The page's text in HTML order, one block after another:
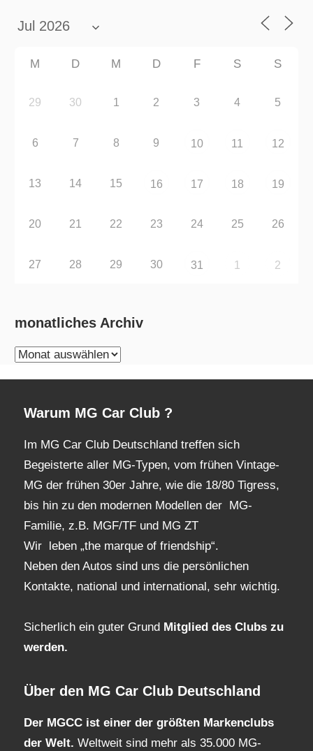
M D M D F S S
29 30 1 2 3 4 5
6 7 8 9 10 11 12
13 14 15 16 17 18 19
20 21 22 23 24 25 26
27 28 29 30 31 1 2
monatliches Archiv
monatliches
Warum MG Car Club ?
Im MG Car Club Deutschland treffen sich
Begeisterte aller MG-Typen, vom frühen Vintage-
MG der frühen 30er Jahre, wie die 18/80 Tigress,
bis hin zu den modernen Modellen der MG-
Familie, z.B. MGF/TF und MG ZT
Wir leben „the marque of friendship“.
Neben den Autos sind uns die persönlichen
Kontakte, national und international, sehr wichtig.
Sicherlich ein guter Grund Mitglied des Clubs zu
werden.
Über den MG Car Club Deutschland
Der MGCC ist einer der größten Markenclubs
der Welt. Weltweit sind mehr als 35.000 MG-